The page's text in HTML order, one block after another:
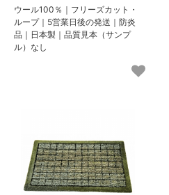
ウール100％｜フリーズカット・
ループ｜5営業日後の発送｜防炎
品｜日本製｜品質見本（サンプ
ル）なし